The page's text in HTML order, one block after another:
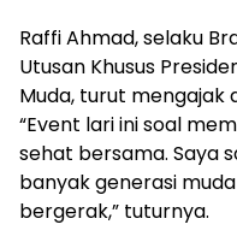
Raffi Ahmad, selaku
Utusan Khusus
Muda, turut mengajak
“Event lari ini soal
sehat bersama. Saya
banyak generasi
bergerak,” tuturnya.